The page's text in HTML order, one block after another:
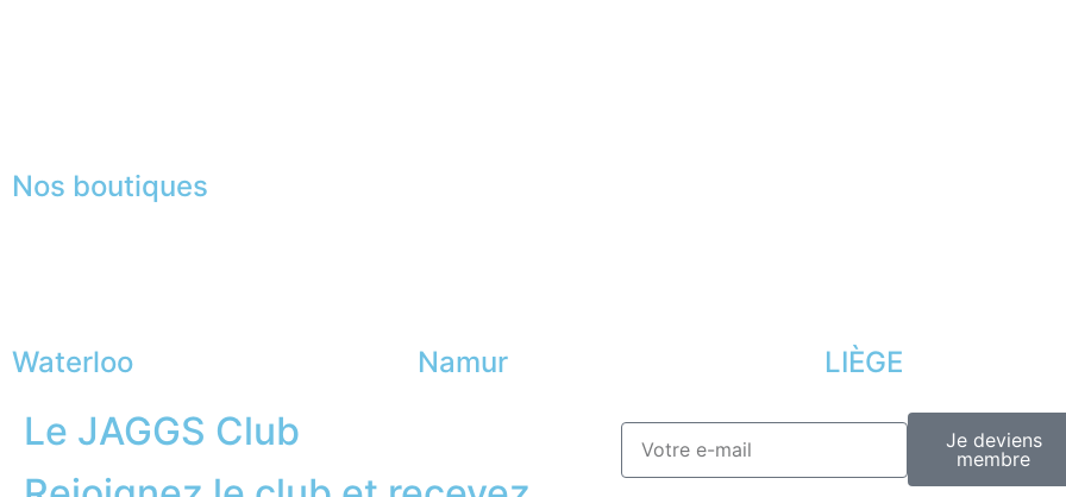
Nos boutiques
Waterloo Namur LIÈGE
Le JAGGS Club
Je deviens
membre